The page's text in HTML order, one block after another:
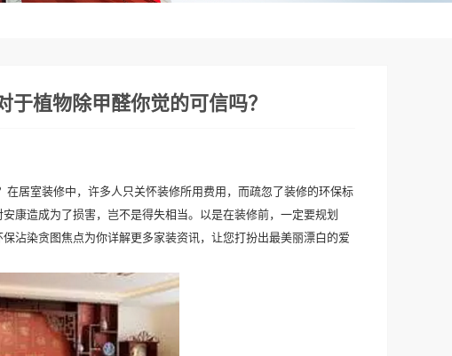
植物除甲醛你觉的可信吗？
在居室装修中，许多人只关怀装修所用费用，而疏忽了装修的环保标
康造成为了损害，岂不是得失相当。以是在装修前，一定要规划
沾染贪图焦点为你详解更多家装资讯，让您打扮出最美丽漂白的爱